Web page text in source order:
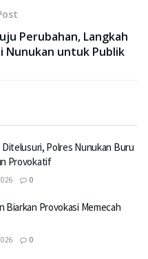
Perubahan, Langkah
Nunukan untuk Publik
Polres Nunukan Buru
Provokatif
0
Biarkan Provokasi Memecah
0